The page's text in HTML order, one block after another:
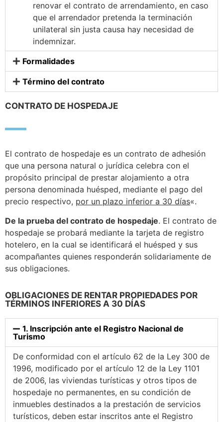
renovar el contrato de arrendamiento, en caso
que el arrendador pretenda la terminación
unilateral sin justa causa hay necesidad de
indemnizar.
Formalidades
Término del contrato
CONTRATO DE HOSPEDAJE
El contrato de hospedaje es un contrato de adhesión
que una persona natural o jurídica celebra con el
propósito principal de prestar alojamiento a otra
persona denominada huésped, mediante el pago del
precio respectivo, por un plazo inferior a 30 días«.
De la prueba del contrato de hospedaje. El contrato de
hospedaje se probará mediante la tarjeta de registro
hotelero, en la cual se identificará el huésped y sus
acompañantes quienes responderán solidariamente de
sus obligaciones.
OBLIGACIONES DE RENTAR PROPIEDADES POR
TÉRMINOS INFERIORES A 30 DÍAS
1. Inscripción ante el Registro Nacional de
Turismo
De conformidad con el artículo 62 de la Ley 300 de
1996, modificado por el artículo 12 de la Ley 1101
de 2006, las viviendas turísticas y otros tipos de
hospedaje no permanentes, en su condición de
inmuebles destinados a la prestación de servicios
turísticos, deben estar inscritos ante el Registro